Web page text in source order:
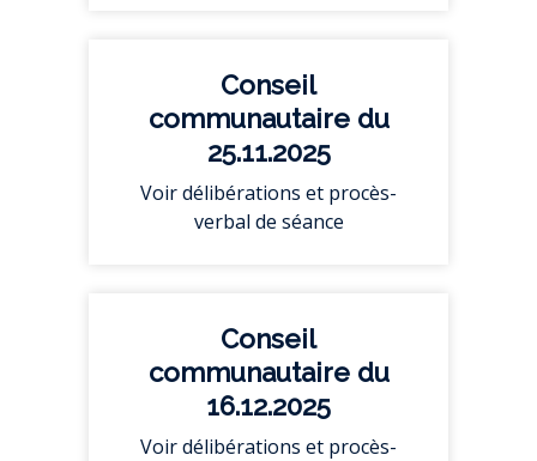
Conseil
communautaire du
25.11.2025
Voir délibérations et procès-
verbal de séance
Conseil
communautaire du
16.12.2025
Voir délibérations et procès-